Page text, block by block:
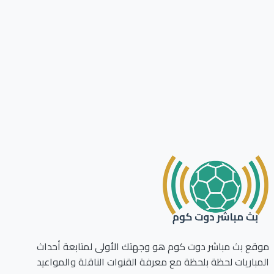
بث مباشر دوت كوم هو وجهتك الأولى لمتابعة أحداث
لحظة بلحظة مع معرفة القنوات الناقلة والمواعيد